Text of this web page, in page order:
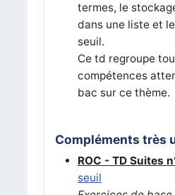
termes, le
dans une liste et
seuil.
Ce td regroupe
compétences
bac sur ce thème.
Compléments très
ROC - TD Suites
seuil